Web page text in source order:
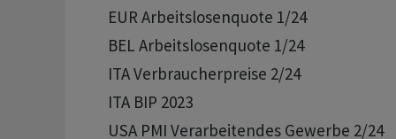
      EUR Arbeitslosenquote 1/24
      BEL Arbeitslosenquote 1/24
      ITA Verbraucherpreise 2/24
      ITA BIP 2023
      USA PMI Verarbeitendes Gewerbe 2/24